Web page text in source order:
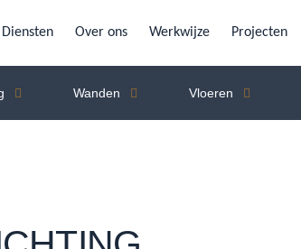
Diensten Over ons Werkwijze Projecten
Wanden Vloeren